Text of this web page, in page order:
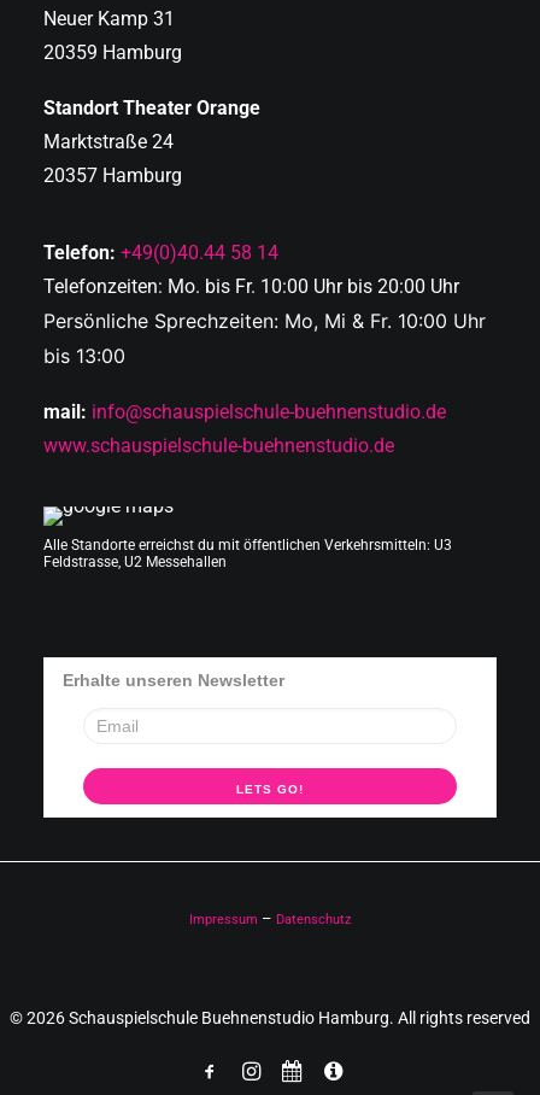
Neuer Kamp 31
20359 Hamburg
Standort Theater Orange
Marktstraße 24
20357 Hamburg
Telefon: +49(0)40.44 58 14
Telefonzeiten: Mo. bis Fr. 10:00 Uhr bis 20:00 Uhr
Persönliche Sprechzeiten: Mo, Mi & Fr. 10:00 Uhr
bis 13:00
mail: info@schauspielschule-buehnenstudio.de
www.schauspielschule-buehnenstudio.de
Alle Standorte erreichst du mit öffentlichen Verkehrsmitteln: U3
Feldstrasse, U2 Messehallen
Erhalte unseren Newsletter
Impressum – Datenschutz
© 2026 Schauspielschule Buehnenstudio Hamburg. All rights reserved